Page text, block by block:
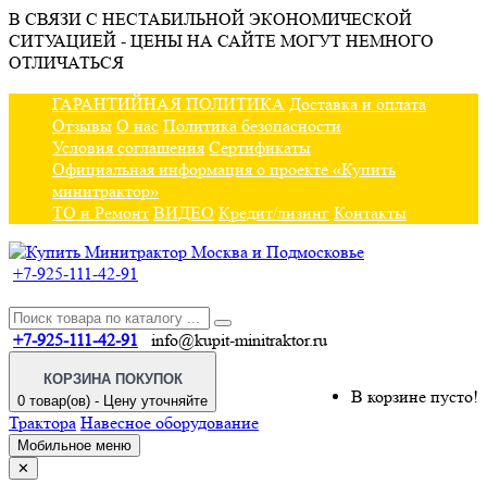
В СВЯЗИ С НЕСТАБИЛЬНОЙ ЭКОНОМИЧЕСКОЙ
СИТУАЦИЕЙ - ЦЕНЫ НА САЙТЕ МОГУТ НЕМНОГО
ОТЛИЧАТЬСЯ
ГАРАНТИЙНАЯ ПОЛИТИКА Доставка и оплата
Отзывы О нас Политика безопасности
Условия соглашения Сертификаты
Официальная информация о проекте «Купить
минитрактор»
ТО и Ремонт ВИДЕО Кредит/лизинг Контакты
+7-925-111-42-91
+7-925-111-42-91 info@kupit-minitraktor.ru
КОРЗИНА ПОКУПОК
0 товар(ов) - Цену уточняйте
В корзине пусто!
Трактора Навесное оборудование
Мобильное меню
✕